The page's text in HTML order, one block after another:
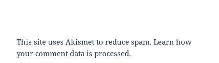
This site uses Akismet to reduce spam.Learn how
your comment data is processed.